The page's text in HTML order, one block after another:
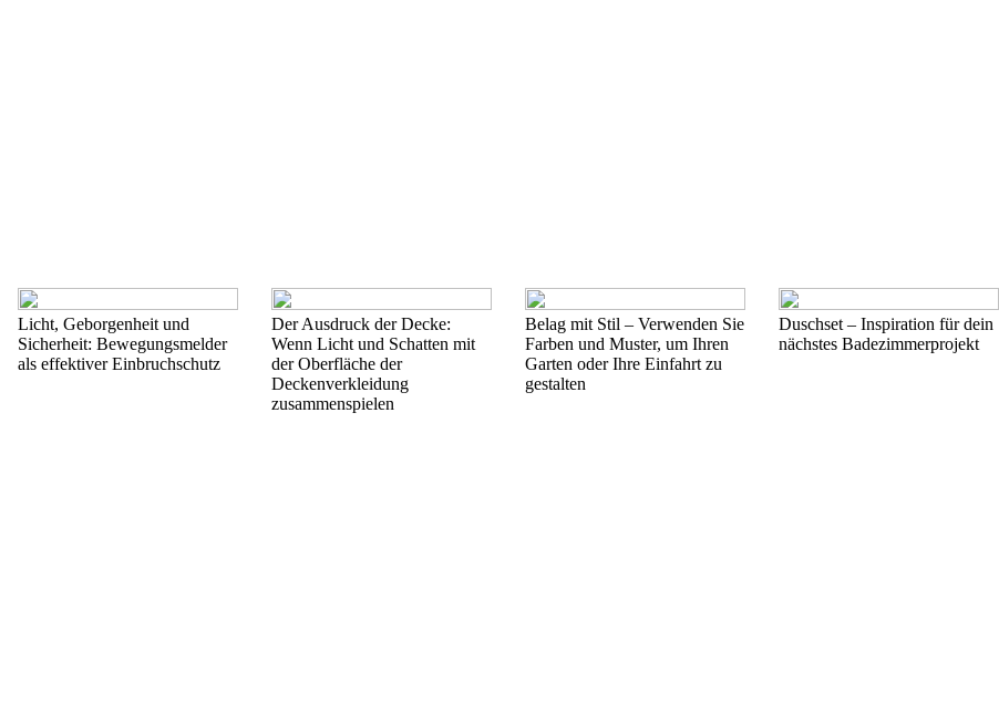
Licht, Geborgenheit und
Sicherheit: Bewegungsmelder
als effektiver Einbruchschutz
Der Ausdruck der Decke:
Wenn Licht und Schatten mit
der Oberfläche der
Deckenverkleidung
zusammenspielen
Belag mit Stil – Verwenden Sie
Farben und Muster, um Ihren
Garten oder Ihre Einfahrt zu
gestalten
Duschset – Inspiration für dein
nächstes Badezimmerprojekt